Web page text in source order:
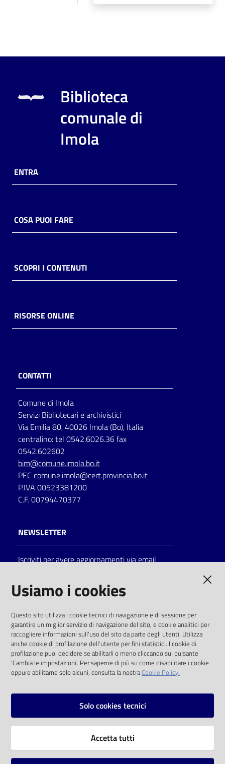
Biblioteca
comunale di
Imola
ENTRA
COSA PUOI FARE
SCOPRI I CONTENUTI
RISORSE ONLINE
CONTATTI
Comune di Imola
Servizi Bibliotecari e archivistici
Via Emilia 80, 40026 Imola (Bo), Italia
centralino: tel 0542.6026.36 fax
0542.602602
bim@comune.imola.bo.it
PEC comune.imola@cert.provincia.bo.it
P.IVA 00523381200
C.F. 00794470377
NEWSLETTER
Iscriviti per avere aggiornamenti via email
solo alle condizioni previste dalla direttiva
comunitaria 2003/98/CE e dal d.lgs. 36/2006
SOCIAL
Instagram
Vai alla pagina
Usiamo i cookies
Questo sito utilizza i cookie tecnici di navigazione e di sessione per
garantire un miglior servizio di navigazione del sito, e cookie analitici per
raccogliere informazioni sull'uso del sito da parte degli utenti. Utilizza
anche cookie di profilazione dell'utente per fini statistici. I cookie di
profilazione puoi decidere se abilitarli o meno cliccando sul pulsante
'Cambia le impostazioni'. Per saperne di più su come disabilitare i cookie
oppure abilitarne solo alcuni, consulta la nostraCookie Policy.
Solo cookies tecnici
Accetta tutti